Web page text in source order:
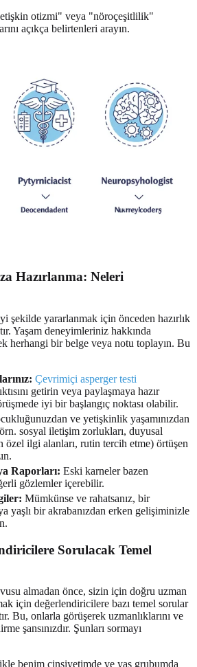
otizmi" veya "nöroçeşitlilik"
açıkça belirtenleri arayın.
Hazırlanma: Neleri
şekilde yararlanmak için önceden hazırlık
Yaşam deneyimleriniz hakkında
herhangi bir belge veya notu toplayın. Bu
Çevrimiçi asperger testi
getirin veya paylaşmaya hazır
iyi bir başlangıç noktası olabilir.
ve yetişkinlik yaşamınızdan
sosyal iletişim zorlukları, duyusal
özel ilgi alanları, rutin tercih etme) örtüşen
Raporları: Eski karneler bazen
gözlemler içerebilir.
Mümkünse ve rahatsanız, bir
yaşlı bir akrabanızdan erken gelişiminizle
Sorulacak Temel
almadan önce, sizin için doğru uzman
için değerlendiricilere bazı temel sorular
Bu, onlarla görüşerek uzmanlıklarını ve
şansınızdır. Şunları sormayı
benim cinsiyetimde ve yaş grubumda